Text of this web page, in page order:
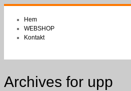
Hem
WEBSHOP
Kontakt
Archives for upp